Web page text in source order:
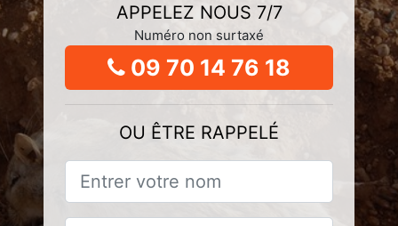
APPELEZ NOUS 7/7
Numéro non surtaxé
09 70 14 76 18
OU ÊTRE RAPPELÉ